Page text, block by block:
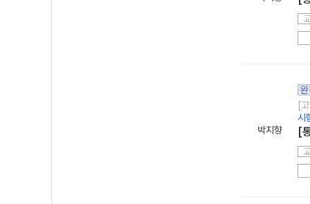
박지향
[
시
[